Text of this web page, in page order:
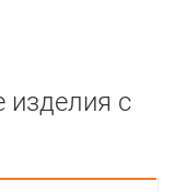
изделия с